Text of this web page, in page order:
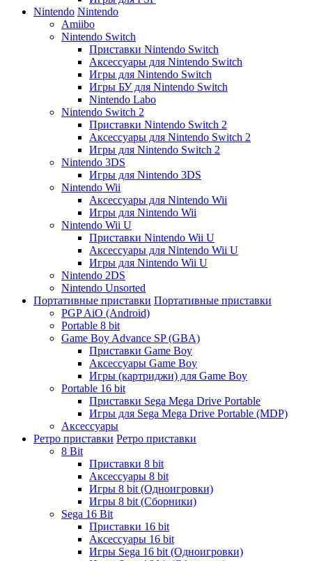
Nintendo Nintendo
Amiibo
Nintendo Switch
Приставки Nintendo Switch
Аксессуары для Nintendo Switch
Игры для Nintendo Switch
Игры БУ для Nintendo Switch
Nintendo Labo
Nintendo Switch 2
Приставки Nintendo Switch 2
Аксессуары для Nintendo Switch 2
Игры для Nintendo Switch 2
Nintendo 3DS
Игры для Nintendo 3DS
Nintendo Wii
Аксессуары для Nintendo Wii
Игры для Nintendo Wii
Nintendo Wii U
Приставки Nintendo Wii U
Аксессуары для Nintendo Wii U
Игры для Nintendo Wii U
Nintendo 2DS
Nintendo Unsorted
Портативные приставки Портативные приставки
PGP AiO (Android)
Portable 8 bit
Game Boy Advance SP (GBA)
Приставки Game Boy
Аксессуары Game Boy
Игры (картриджи) для Game Boy
Portable 16 bit
Приставки Sega Mega Drive Portable
Игры для Sega Mega Drive Portable (MDP)
Аксессуары
Ретро приставки Ретро приставки
8 Bit
Приставки 8 bit
Аксессуары 8 bit
Игры 8 bit (Одноигровки)
Игры 8 bit (Сборники)
Sega 16 Bit
Приставки 16 bit
Аксессуары 16 bit
Игры Sega 16 bit (Одноигровки)